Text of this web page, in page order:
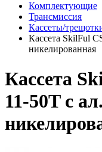
Комплектующие
Трансмиссия
Кассеты/
Кассета SkilFul
никелированная
Кассета
11-50T c